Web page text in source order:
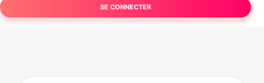
SE CONNECTER